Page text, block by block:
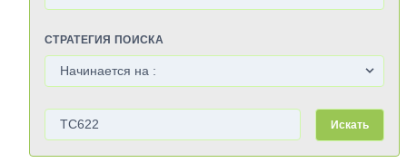
СТРАТЕГИЯ ПОИСКА
Искать